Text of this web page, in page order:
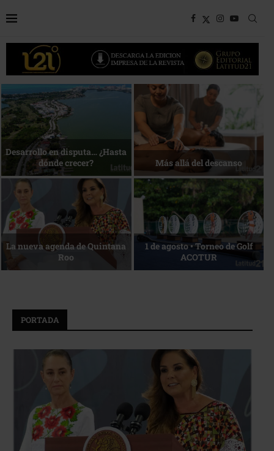
Bottega, un viaje servido a la
mesa
Energía que Impulsa la
competitividad
Reconocimiento de viajeros La esencia del servicio
PORTADA